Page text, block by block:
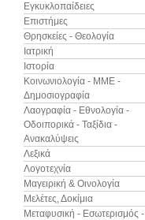
Εγκυκλοπαίδειες
Επιστήμες
Θρησκείες - Θεολογία
Ιατρική
Ιστορία
Κοινωνιολογία - ΜΜΕ -
Δημοσιογραφία
Λαογραφία - Εθνολογία -
Οδοιπορικά - Ταξίδια -
Ανακαλύψεις
Λεξικά
Λογοτεχνία
Μαγειρική & Οινολογία
Μελέτες, Δοκίμια
Μεταφυσική - Εσωτερισμός -